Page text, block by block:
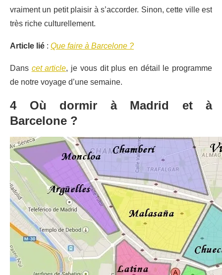
vraiment un petit plaisir à s’accorder. Sinon, cette ville est
très riche culturellement.
Article lié : Que faire à Barcelone ?
Dans cet article, je vous dit plus en détail le programme
de notre voyage d’une semaine.
4 Où dormir à Madrid et à
Barcelone ?